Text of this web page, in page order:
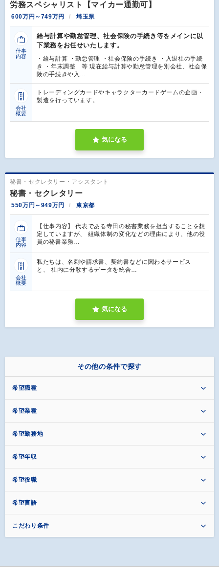
労務スペシャリスト【マイカー通勤可】
600万円～749万円 埼玉県
仕事
内容
給与計算や勤怠管理、社会保険の手続き等をメインに以
下業務をお任せいたします。
・給与計算 ・勤怠管理 ・社会保険の手続き ・入退社の手続
き ・年末調整 等 現在給与計算や勤怠管理を別会社、社会保
険の手続きや入…
会社
概要
トレーディングカードやキャラクターカードゲームの企画・
製造を行っています。
気になる
秘書・セクレタリー・アシスタント
秘書・セクレタリー
550万円～949万円 東京都
仕事
内容
【仕事内容】 代表である寺田の秘書業務を担当することを想
定していますが、 組織体制の変化などの理由により、他の役
員の秘書業務…
会社
概要
私たちは、名刺や請求書、契約書などに関わるサービス
と、 社内に分散するデータを統合…
気になる
その他の条件で探す
希望職種
希望業種
希望勤務地
希望年収
希望役職
希望言語
こだわり条件